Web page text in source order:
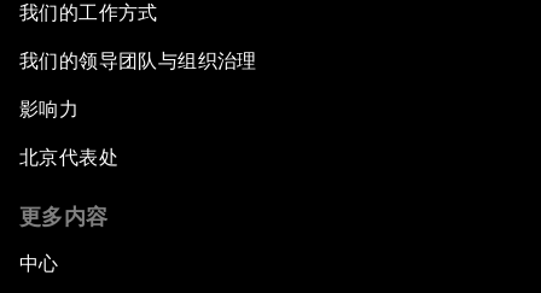
我们的工作方式
我们的领导团队与组织治理
影响力
北京代表处
更多内容
中心